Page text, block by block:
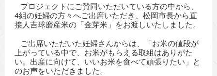
プロジェクトにご賛同いただいている方の中から、
4組の妊婦の方々へご出席いただき、松岡市長から直
接人吉球磨産米の「金芽米」をお渡しいたしました。
ご出席いただいた妊婦さんからは、「お米の値段が
上がっている中で、お米がもらえる取組はありがた
い。出産に向けて、いいお米を食べて頑張りたい」と
のお声をいただきました。